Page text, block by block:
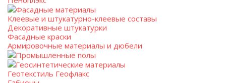
Фасадные материалы
Клеевые и штукатурно-клеевые составы
Декоративные штукатурки
Фасадные краски
Армировочные материалы и дюбели
Промышленные полы
Геосинтетические материалы
Геотекстиль Геофлакс